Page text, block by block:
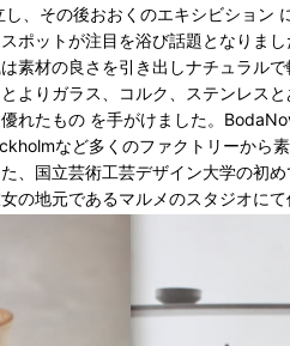
、その後おおくのエキシビション
ポットが注目を浴び話題となりま
素材の良さを引き出しナチュラル
よりガラス、コルク、ステンレス
れたもの を手がけました。
など多くのファクトリーから
、国立芸術工芸デザイン大学の初
の地元であるマルメのスタジオに